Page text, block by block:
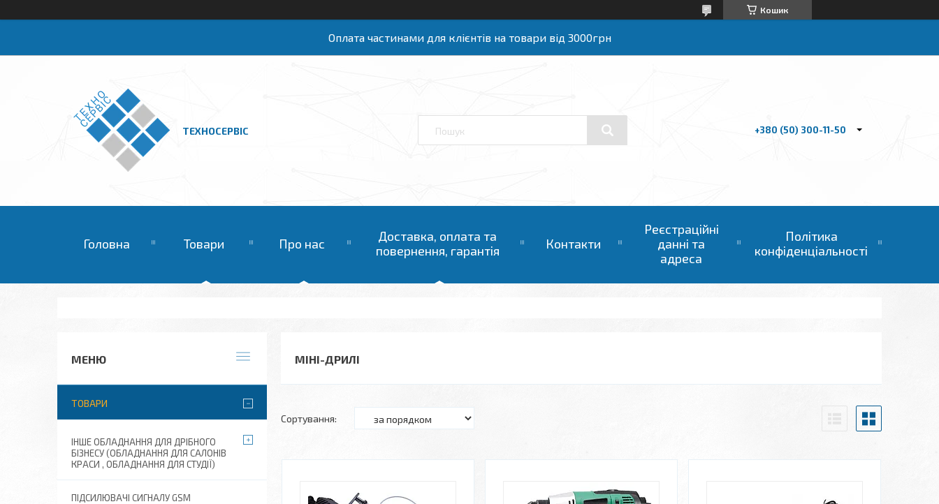
Кошик
Оплата частинами для клієнтів на товари від 3000грн
ТЕХНОСЕРВІС +380 (50) 300-11-50
Головна Товари Про нас
Доставка, оплата та
повернення, гарантія
Контакти
Реєстраційні
данні та
адреса
Політика
конфіденціальності
МІНІ-ДРИЛІ
ТОВАРИ
ІНШЕ ОБЛАДНАННЯ ДЛЯ ДРІБНОГО
БІЗНЕСУ (ОБЛАДНАННЯ ДЛЯ САЛОНІВ
КРАСИ , ОБЛАДНАННЯ ДЛЯ СТУДІЇ)
ПІДСИЛЮВАЧІ СИГНАЛУ GSM